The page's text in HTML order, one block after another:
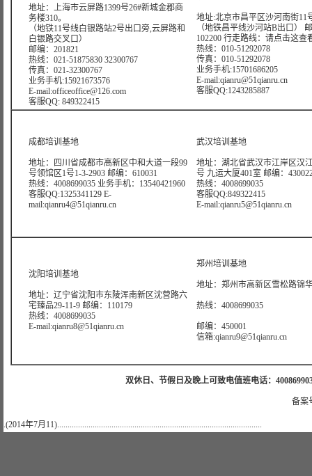
地址：上海市云屏路1399号26#新城金郡商
务楼310。
（地铁11号线白银路站2号出口旁,云屏路和
白银路交叉口）
邮编：201821
热线：021-51875830 32300767
传真：021-32300767
业务手机:15921673576
E-mail:officeoffice@126.com
客服QQ: 849322415
地址:北京市昌平区沙河南街11
（地铁昌平线沙河站B出口）
102200 行走路线： 请点击这查
热线：010-51292078
传真：010-51292078
业务手机:15701686205
E-mail:qianru@51qianru.cn
客服QQ:1243285887
成都培训基地
地址：四川省成都市高新区中和大道一段99
号领馆区1号1-3-2903 邮编：610031
热线：4008699035 业务手机：13540421960
客服QQ:1325341129 E-
mail:qianru4@51qianru.cn
武汉培训基地
地址：湖北省武汉市江岸区汉
号 九运大厦401室 邮编：
热线：4008699035
客服QQ:849322415
E-mail:qianru5@51qianru.cn
沈阳培训基地
地址：辽宁省沈阳市东陵浑南新区沈营路六
宅臻品29-11-9 邮编：110179
热线：4008699035
E-mail:qianru8@51qianru.cn
郑州培训基地
地址：郑州市高新区雪松路锦
热线：4008699035
邮编：450001
信箱:qianru9@51qianru.cn
双休日、节假日及晚上可致电值班电话：
备案
.(2014年7月11)..................................................................................................